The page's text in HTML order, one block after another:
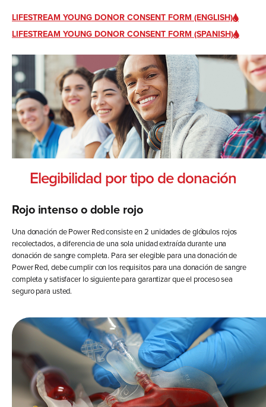
LIFESTREAM YOUNG DONOR CONSENT FORM (ENGLISH)
LIFESTREAM YOUNG DONOR CONSENT FORM (SPANISH)
Elegibilidad por tipo de donación
Rojo intenso o doble rojo
Una donación de Power Red consiste en 2 unidades de glóbulos rojos
recolectados, a diferencia de una sola unidad extraída durante una
donación de sangre completa. Para ser elegible para una donación de
Power Red, debe cumplir con los requisitos para una donación de sangre
completa y satisfacer lo siguiente para garantizar que el proceso sea
seguro para usted.